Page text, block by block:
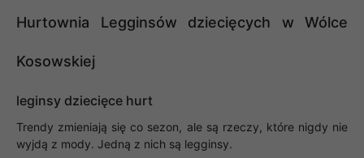
Hurtownia Legginsów dziecięcych w Wólce
Kosowskiej
leginsy dziecięce hurt
Trendy zmieniają się co sezon, ale są rzeczy, które nigdy nie
wyjdą z mody. Jedną z nich są legginsy.